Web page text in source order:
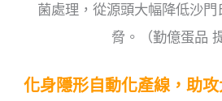
菌處理，從源頭大幅降低沙
脅。（勤億蛋品
化身隱形自動化產線，助